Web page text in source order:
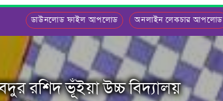
ডাউনলোড ফাইল আপলোড অনলাইন লেকচার আপলোড
রশিদ ভূঁইয়া উচ্চ বিদ্যালয়